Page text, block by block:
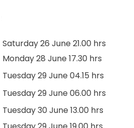
Saturday 26 June 21.00 hrs
Monday 28 June 17.30 hrs
Tuesday 29 June 04.15 hrs
Tuesday 29 June 06.00 hrs
Tuesday 30 June 13.00 hrs